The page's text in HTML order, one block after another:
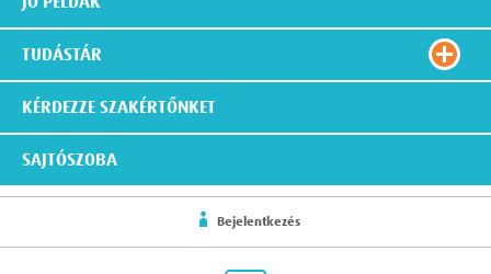
TUDÁSTÁR
KÉRDEZZE SZAKÉRTŐNKET
SAJTÓSZOBA
Bejelentkezés